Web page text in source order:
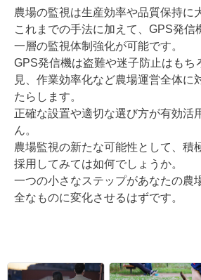
農場の監視は生産効率や品質保持に
これまでの手法に加えて、GPS発信
一層の監視体制強化が可能です。
GPS発信機は盗難や迷子防止はもち
見、作業効率化など農場運営全体に
たらします。
正確な設置や適切な選び方が有効活
ん。
農場監視の新たな可能性として、積
採用してみては如何でしょうか。
一つの小さなステップがあなたの農
全なものに変化させるはずです。